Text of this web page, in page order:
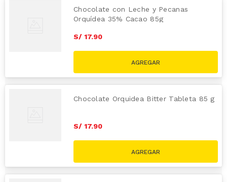
Chocolate con Leche y Pecanas
Orquídea 35% Cacao 85g
S/ 17.90
Chocolate Orquidea Bitter Tableta 85 g
S/ 17.90